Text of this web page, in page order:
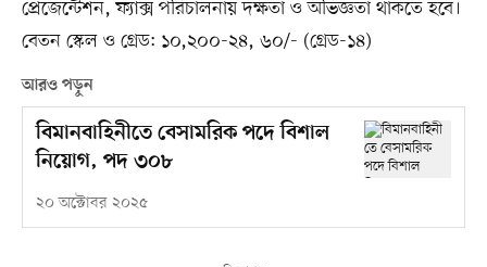
প্রেজেন্টেশন, ফ্যাক্স পরিচালনায় দক্ষতা ও অভিজ্ঞতা থাকতে হবে।
বেতন স্কেল ও গ্রেড: ১০,২০০-২৪, ৬০/- (গ্রেড-১৪)
আরও পড়ুন
বিমানবাহিনীতে বেসামরিক পদে বিশাল
নিয়োগ, পদ ৩০৮
২০ অক্টোবর ২০২৫